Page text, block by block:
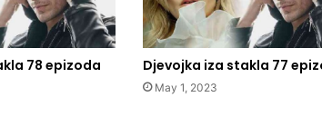
78 epizoda Djevojka iza stakla 77
May 1, 2023